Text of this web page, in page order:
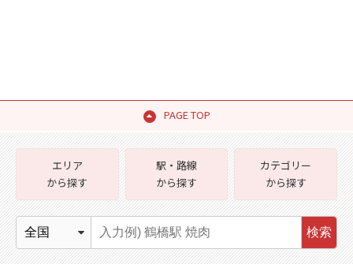
PAGE TOP
エリア
から探す
駅・路線
から探す
カテゴリー
から探す
検索